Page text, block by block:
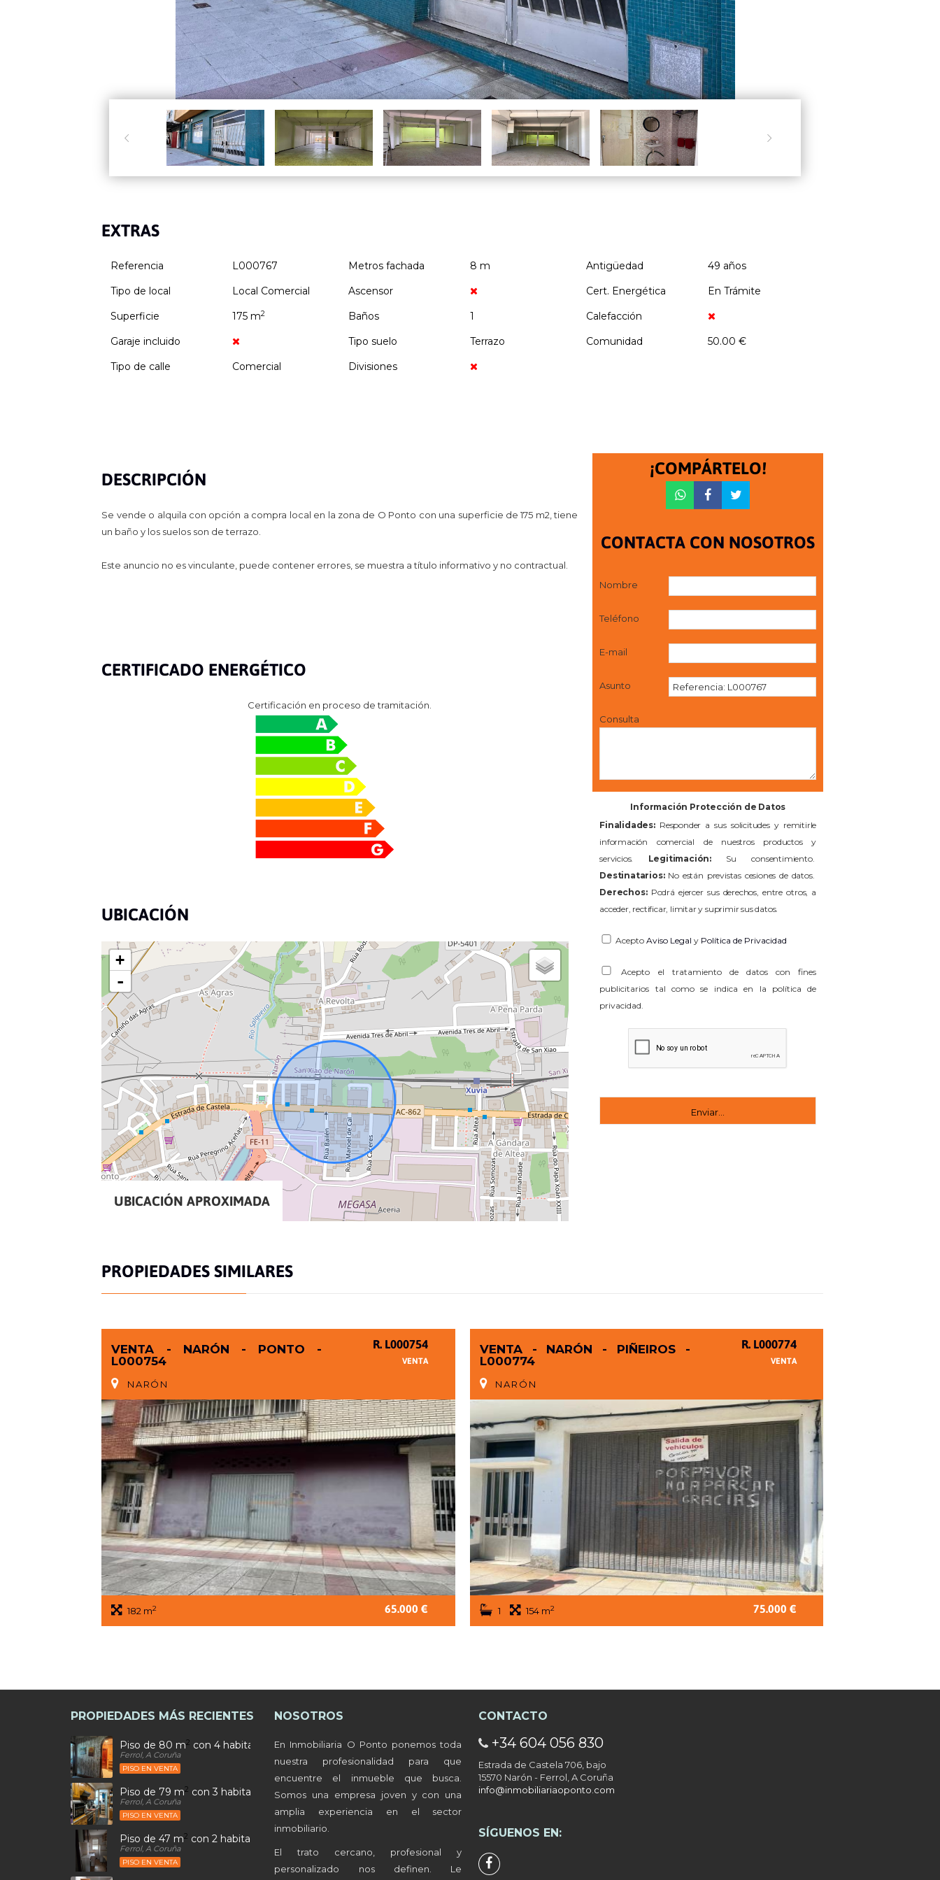
 
EXTRAS
Referencia L000767 Metros fachada 8 m Antigüedad
49 años
Tipo de local
Local Comercial Ascensor Cert. Energética
En Trámite
Superficie
175 m2 Baños 1
Calefacción
Garaje incluido
Tipo suelo Terrazo Comunidad
50.00 €
Tipo de calle
Comercial Divisiones
DESCRIPCIÓN
Se vende o alquila con opción a compra local en la zona de O Ponto con una superficie de 175 m2, tiene
un baño y los suelos son de terrazo.
Este anuncio no es vinculante, puede contener errores, se muestra a título informativo y no contractual.
¡COMPÁRTELO!
CONTACTA CON NOSOTROS
Nombre
Teléfono
E-mail
Asunto
Consulta
Información Protección de Datos
Finalidades:Responder a sus solicitudes y remitirle
información comercial de nuestros productos y
servicios. Legitimación: Su consentimiento.
Destinatarios:No están previstas cesiones de datos.
Derechos:Podrá ejercer sus derechos, entre otros, a
acceder, rectificar, limitar y suprimir sus datos.
AceptoAviso Legal y Política de Privacidad
Acepto el tratamiento de datos con fines
publicitarios tal como se indica en la política de
privacidad.
CERTIFICADO ENERGÉTICO
Certificación en proceso de tramitación.
UBICACIÓN
+
-
UBICACIÓN APROXIMADA
PROPIEDADES SIMILARES
VENTA - NARÓN - PONTO -
L000754
NARÓN
R. L000754
VENTA
182 m2 65.000 €
VENTA - NARÓN - PIÑEIROS -
L000774
NARÓN
R. L000774
VENTA
1 154 m2 75.000 €
PROPIEDADES MÁS RECIENTES
Piso de 80 m2 con 4 habitaciones y 2 baños en Caranza.
Ferrol, A Coruña
PISO EN VENTA
Piso de 79 m2 con 3 habitaciones y 1 baños en Ultramar.
Ferrol, A Coruña
PISO EN VENTA
Piso de 47 m2 con 2 habitaciones y 1 baños en Santa Marina.
Ferrol, A Coruña
PISO EN VENTA
NOSOTROS
En Inmobiliaria O Ponto ponemos toda
nuestra profesionalidad para que
encuentre el inmueble que busca.
Somos una empresa joven y con una
amplia experiencia en el sector
inmobiliario.
El trato cercano, profesional y
personalizado nos definen. Le
CONTACTO
+34 604 056 830
Estrada de Castela 706, bajo
15570 Narón - Ferrol, A Coruña
info@inmobiliariaoponto.com
SÍGUENOS EN: